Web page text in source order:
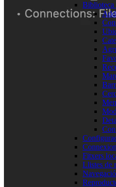
Biblioteca
Fitxers
Llistes de
Navegació